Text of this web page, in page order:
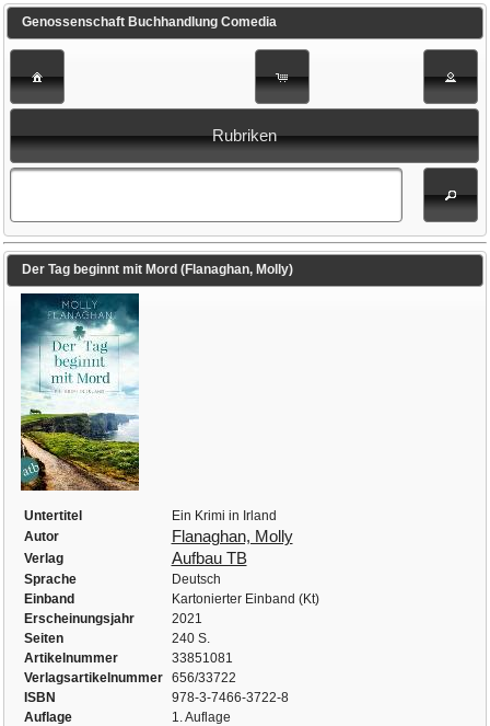
Genossenschaft Buchhandlung Comedia
Rubriken
Der Tag beginnt mit Mord (Flanaghan, Molly)
Untertitel
Ein Krimi in Irland
Autor
Flanaghan, Molly
Verlag Aufbau TB
Sprache
Deutsch
Einband
Kartonierter Einband (Kt)
Erscheinungsjahr
2021
Seiten
240 S.
Artikelnummer
33851081
Verlagsartikelnummer
656/33722
ISBN
978-3-7466-3722-8
Auflage
1. Auflage